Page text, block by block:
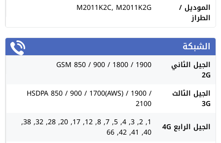
الموديل /
الطراز
M2011K2C, M2011K2G
الشبكة
الجيل الثاني
2G
GSM 850 / 900 / 1800 / 1900
الجيل الثالث
3G
HSDPA 850 / 900 / 1700(AWS) / 1900 /
2100
الجيل الرابع 4G
1, 2, 3, 4, 5, 7, 8, 12, 17, 20, 28, 32, 38,
40, 41, 42, 66